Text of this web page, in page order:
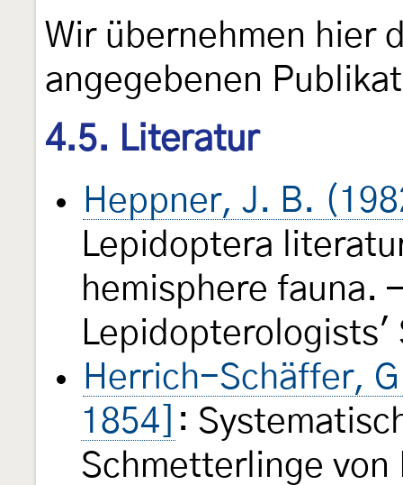
Wir übernehmen hier
angegebenen
4.5. Literatur
Heppner, J. B.
Lepidoptera
hemisphere fauna.
Herrich-Schäffer,
1854]
:
Schmetterlinge von